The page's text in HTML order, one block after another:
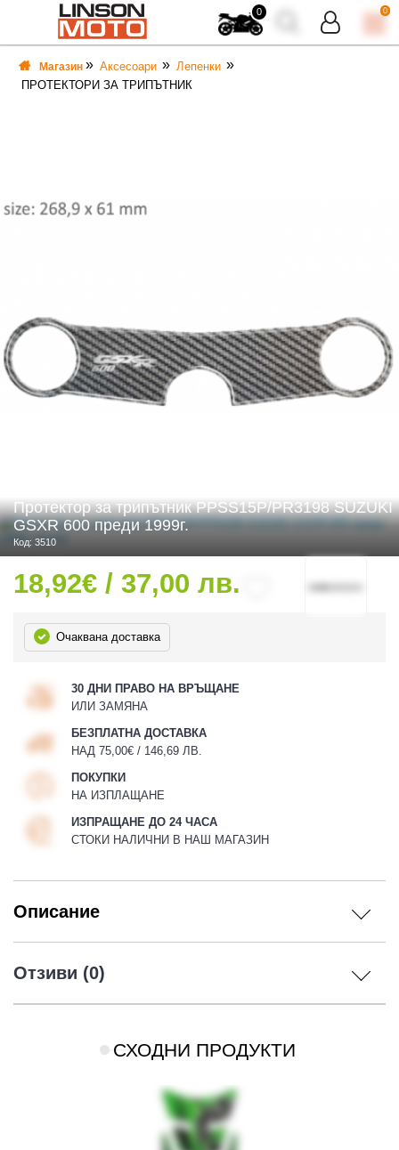
ЕКИПИРОВКА
0 0
Магазин Аксесоари
Лепенки
ПРОТЕКТОРИ ЗА ТРИПЪТНИК
Протектор за трипътник PPSS15P/PR3198 SUZUKI
GSXR 600 преди 1999г.
Код: 3510
18,92€ / 37,00 лв.
Очаквана доставка
30 ДНИ ПРАВО НА ВРЪЩАНЕ
ИЛИ ЗАМЯНА
БЕЗПЛАТНА ДОСТАВКА
НАД 75,00€ / 146,69 ЛВ.
ПОКУПКИ
НА ИЗПЛАЩАНЕ
ИЗПРАЩАНЕ ДО 24 ЧАСА
СТОКИ НАЛИЧНИ В НАШ МАГАЗИН
Описание
Отзиви (0)
СХОДНИ ПРОДУКТИ